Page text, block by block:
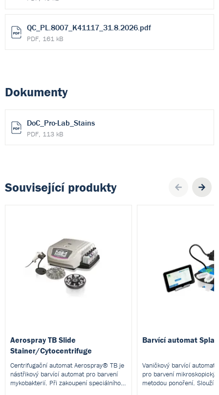
QC_PL.8007_K41117_31.8.2026.pdf
PDF, 161 kB
Dokumenty
DoC_Pro-Lab_Stains
PDF, 113 kB
Související produkty
Aerospray TB Slide
Stainer/Cytocentrifuge
Centrifugační automat Aerospray® TB je
nástřikový barvící automat pro barvení
mykobakterií. Při zakoupení speciálního
Barvící automat Splat
Vaničkový barvící automat
pro barvení
metodou ponoření. Slouží